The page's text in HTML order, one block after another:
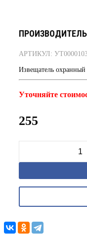
АРТИКУЛ:
Извещатель
Уточняйте
255